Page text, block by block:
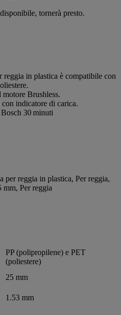
tornerà presto.
reggia in plastica è compatibile con
Brushless.
indicatore di carica.
30 minuti
per reggia in plastica, Per reggia,
mm, Per reggia
PP (polipropilene) e PET
(poliestere)
25 mm
1.53 mm